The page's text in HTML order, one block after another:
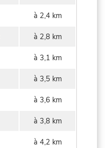
à 2,4 km
à 2,8 km
à 3,1 km
à 3,5 km
à 3,6 km
à 3,8 km
à 4,2 km